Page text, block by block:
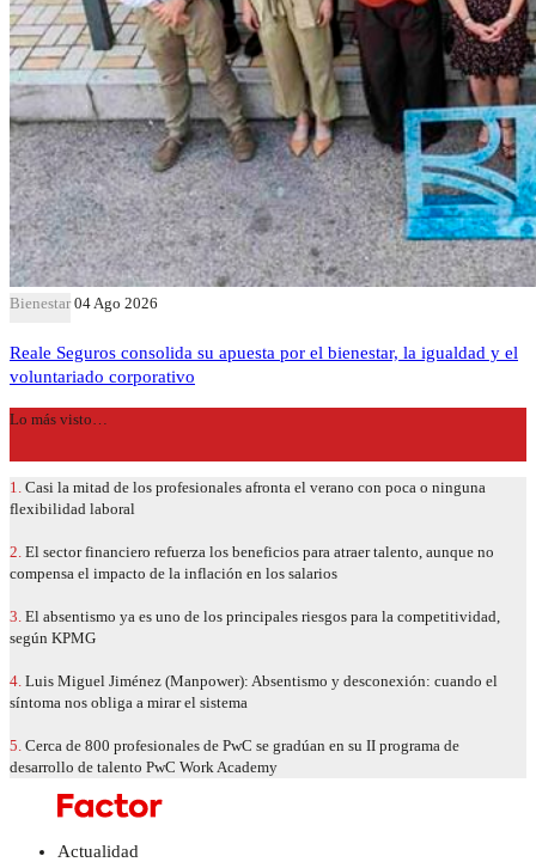
Bienestar 04 Ago 2026
Reale Seguros consolida su apuesta por el bienestar, la igualdad y el
voluntariado corporativo
Lo más visto…
1. Casi la mitad de los profesionales afronta el verano con poca o ninguna
flexibilidad laboral
2. El sector financiero refuerza los beneficios para atraer talento, aunque no
compensa el impacto de la inflación en los salarios
3. El absentismo ya es uno de los principales riesgos para la competitividad,
según KPMG
4. Luis Miguel Jiménez (Manpower): Absentismo y desconexión: cuando el
síntoma nos obliga a mirar el sistema
5. Cerca de 800 profesionales de PwC se gradúan en su II programa de
desarrollo de talento PwC Work Academy
Actualidad